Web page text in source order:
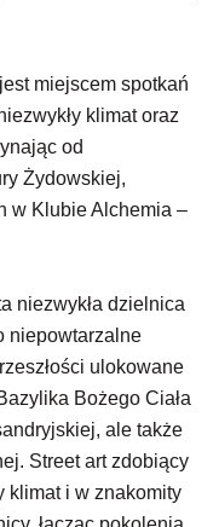
miejscem spotkań
klimat oraz
od
Żydowskiej,
w Klubie Alchemia –
niezwykła dzielnica
niepowtarzalne
ulokowane
Bożego Ciała
ale także
Street art zdobiący
klimat i w znakomity